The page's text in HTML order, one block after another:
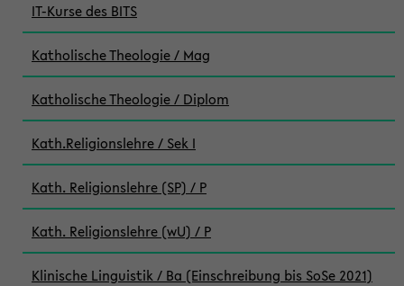
IT-Kurse des BITS
Katholische Theologie / Mag
Katholische Theologie / Diplom
Kath.Religionslehre / Sek I
Kath. Religionslehre (SP) / P
Kath. Religionslehre (wU) / P
Klinische Linguistik / Ba (Einschreibung bis SoSe 2021)